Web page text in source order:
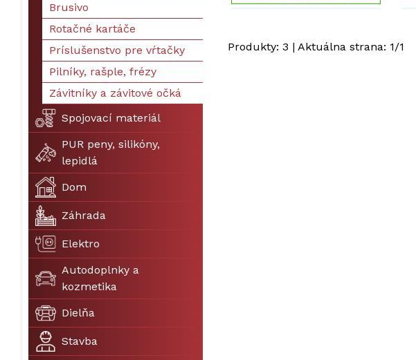
Produkty: 3 | Aktuálna strana: 1/1
Brusivo
Rotačné kartáče
Príslušenstvo pre vŕtačky
Pilníky, rašple, frézy
Závitníky a závitové očká
Spojovací materiál
PUR peny, silikóny,
lepidlá
Dom
Záhrada
Elektro
Autodoplnky a
kozmetika
Dielňa
Stavba